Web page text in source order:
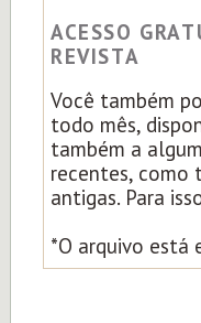
ACESSO
REVISTA
Você também
todo mês,
também a
recentes, como
antigas. Para
*O arquivo está